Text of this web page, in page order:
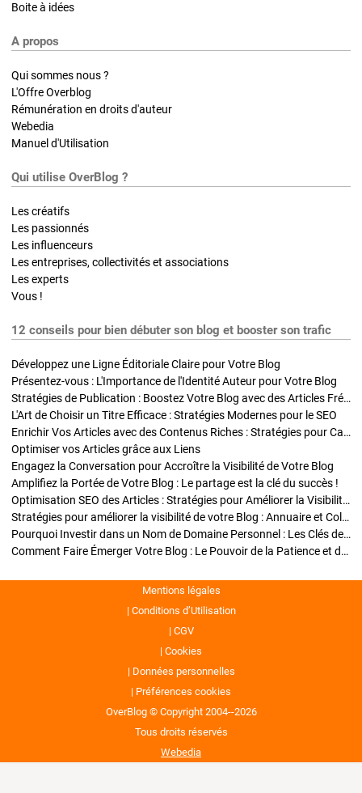
Boite à idées
A propos
Qui sommes nous ?
L'Offre Overblog
Rémunération en droits d'auteur
Webedia
Manuel d'Utilisation
Qui utilise OverBlog ?
Les créatifs
Les passionnés
Les influenceurs
Les entreprises, collectivités et associations
Les experts
Vous !
12 conseils pour bien débuter son blog et booster son trafic
Développez une Ligne Éditoriale Claire pour Votre Blog
Présentez-vous : L'Importance de l'Identité Auteur pour Votre Blog
Stratégies de Publication : Boostez Votre Blog avec des Articles Fréquents et Exclusifs
L'Art de Choisir un Titre Efficace : Stratégies Modernes pour le SEO
Enrichir Vos Articles avec des Contenus Riches : Stratégies pour Captiver et Optimiser
Optimiser vos Articles grâce aux Liens
Engagez la Conversation pour Accroître la Visibilité de Votre Blog
Amplifiez la Portée de Votre Blog : Le partage est la clé du succès !
Optimisation SEO des Articles : Stratégies pour Améliorer la Visibilité de Votre Blog
Stratégies pour améliorer la visibilité de votre Blog : Annuaire et Collaborations
Pourquoi Investir dans un Nom de Domaine Personnel : Les Clés de la Réussite de Votre Blog
Comment Faire Émerger Votre Blog : Le Pouvoir de la Patience et de la Persévérance
Mentions légales
Conditions d’Utilisation
CGV
Cookies
Données personnelles
Préférences cookies
OverBlog © Copyright 2004--2026
Tous droits réservés
Webedia